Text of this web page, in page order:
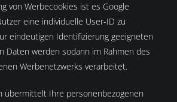
von Werbecookies ist es Google
eine individuelle User-ID zu
eindeutigen Identifizierung geeigneten
Daten werden sodann im Rahmen des
Werbenetzwerks verarbeitet.
übermittelt Ihre personenbezogenen